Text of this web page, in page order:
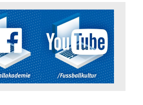
Kanäle der